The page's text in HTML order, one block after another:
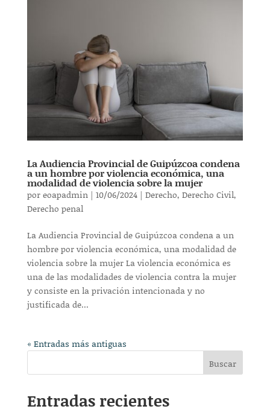
La Audiencia Provincial de Guipúzcoa condena
a un hombre por violencia económica, una
modalidad de violencia sobre la mujer
poreoapadmin| 10/06/2024| Derecho, Derecho Civil,
Derecho penal
La Audiencia Provincial de Guipúzcoa condena a un
hombre por violencia económica, una modalidad de
violencia sobre la mujer La violencia económica es
una de las modalidades de violencia contra la mujer
y consiste en la privación intencionada y no
justificada de...
« Entradas más antiguas
Buscar
Entradas recientes